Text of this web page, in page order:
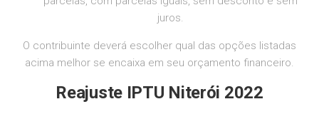
juros.
O contribuinte deverá escolher qual das opções listadas
acima melhor se encaixa em seu orçamento financeiro.
Reajuste IPTU Niterói 2022